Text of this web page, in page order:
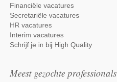
Financiële vacatures
Secretariële vacatures
HR vacatures
Interim vacatures
Schrijf je in bij High Quality
Meest gezochte professionals